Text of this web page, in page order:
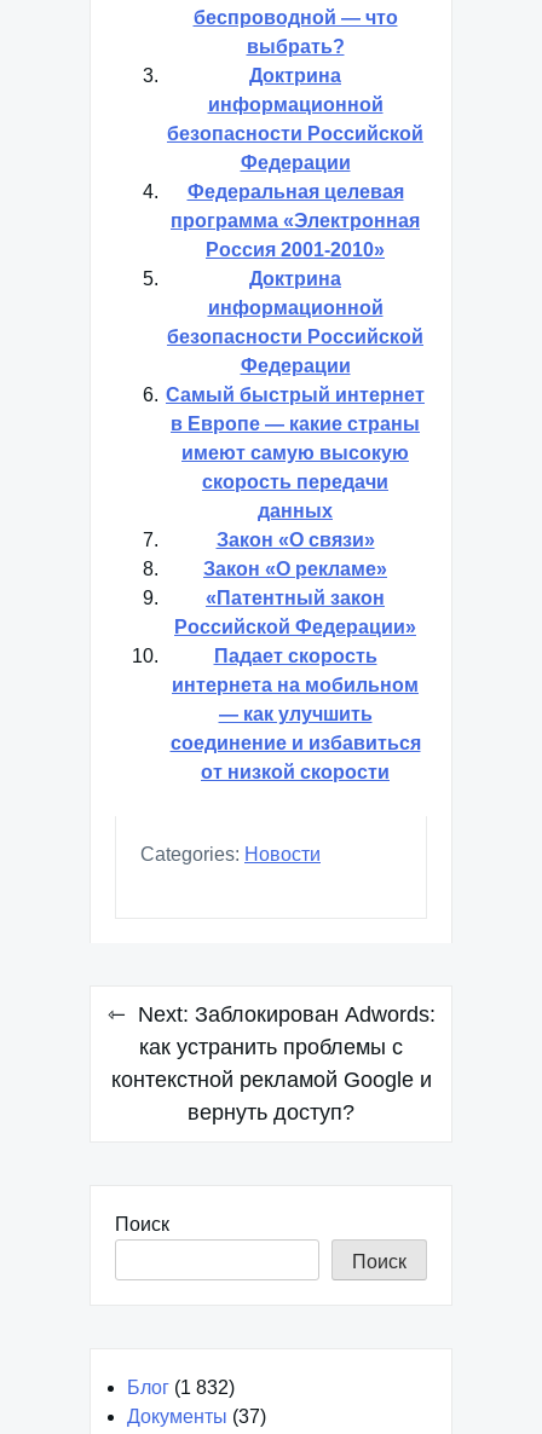
беспроводной — что
выбрать?
Доктрина
информационной
безопасности Российской
Федерации
Федеральная целевая
программа «Электронная
Россия 2001-2010»
Доктрина
информационной
безопасности Российской
Федерации
Самый быстрый интернет
в Европе — какие страны
имеют самую высокую
скорость передачи
данных
Закон «О связи»
Закон «О рекламе»
«Патентный закон
Российской Федерации»
Падает скорость
интернета на мобильном
— как улучшить
соединение и избавиться
от низкой скорости
Categories: Новости
Навигация
записям
Next: Заблокирован Adwords:
как устранить проблемы с
контекстной рекламой Google и
вернуть доступ?
Поиск
Поиск
Блог (1 832)
Документы (37)